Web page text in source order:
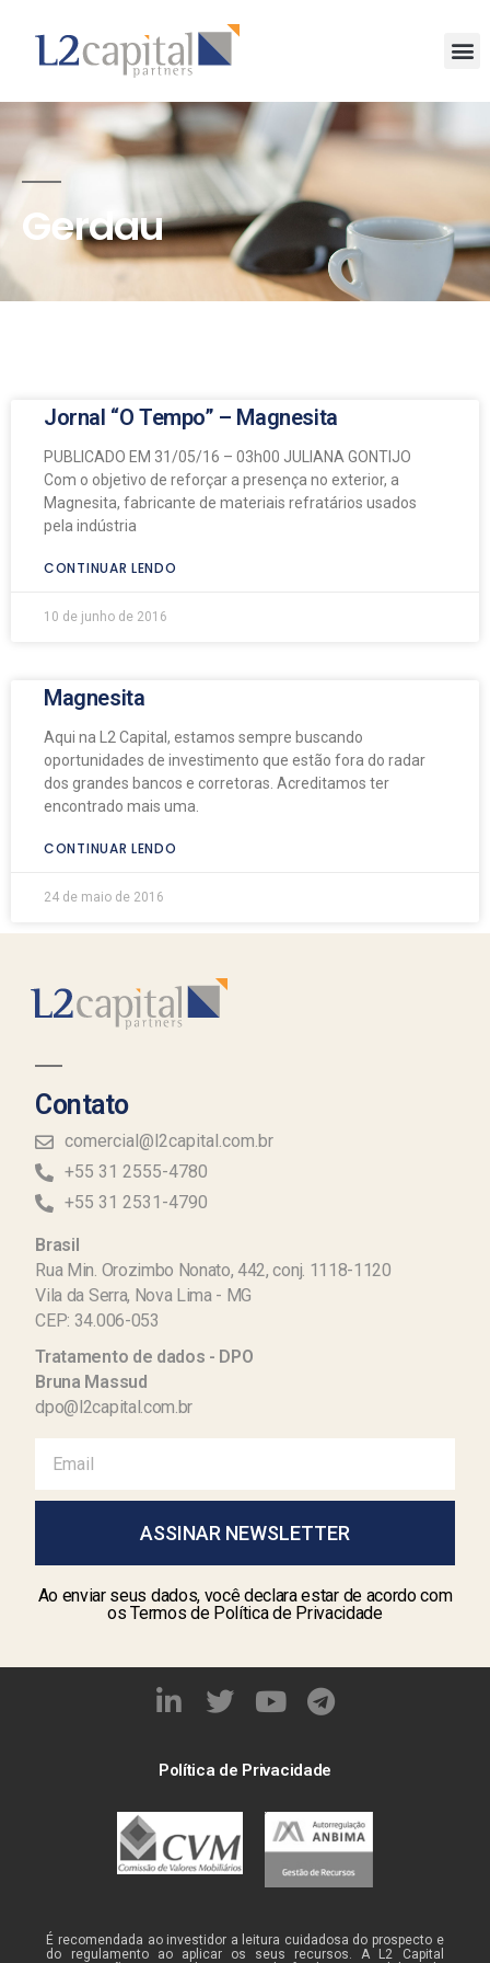
Gerdau
Jornal “O Tempo” – Magnesita
PUBLICADO EM 31/05/16 – 03h00 JULIANA GONTIJO
Com o objetivo de reforçar a presença no exterior, a
Magnesita, fabricante de materiais refratários usados
pela indústria
CONTINUAR LENDO
10 de junho de 2016
Magnesita
Aqui na L2 Capital, estamos sempre buscando
oportunidades de investimento que estão fora do radar
dos grandes bancos e corretoras. Acreditamos ter
encontrado mais uma.
CONTINUAR LENDO
24 de maio de 2016
Contato
comercial@l2capital.com.br
+55 31 2555-4780
+55 31 2531-4790
Brasil
Rua Min. Orozimbo Nonato, 442, conj. 1118-1120
Vila da Serra, Nova Lima - MG
CEP: 34.006-053
Tratamento de dados - DPO
Bruna Massud
dpo@l2capital.com.br
ASSINAR NEWSLETTER
Ao enviar seus dados, você declara estar de acordo com
os Termos de Política de Privacidade
Política de Privacidade
É recomendada ao investidor a leitura cuidadosa do prospecto e
do regulamento ao aplicar os seus recursos. A L2 Capital